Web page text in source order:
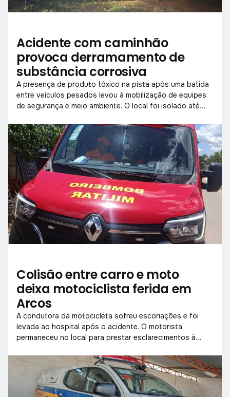
Acidente com caminhão
provoca derramamento de
substância corrosiva
A presença de produto tóxico na pista após uma batida
entre veículos pesados levou à mobilização de equipes
de segurança e meio ambiente. O local foi isolado até
Colisão entre carro e moto
deixa motociclista ferida em
Arcos
A condutora da motocicleta sofreu escoriações e foi
levada ao hospital após o acidente. O motorista
permaneceu no local para prestar esclarecimentos à